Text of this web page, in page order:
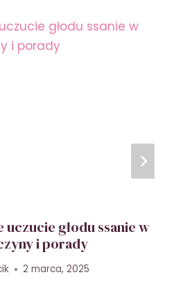
uczucie głodu ssanie w
i porady
2 marca, 2025